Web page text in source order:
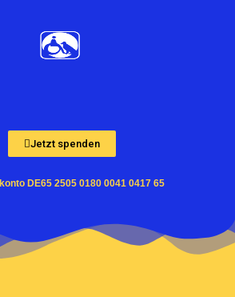
Jetzt spenden
DE65 2505 0180 0041 0417 65